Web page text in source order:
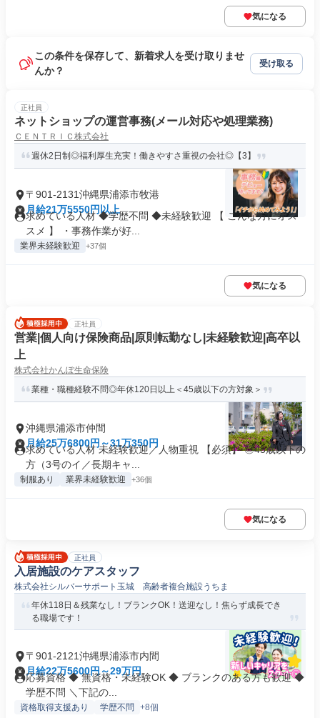
気になる
この条件を保存して、新着求人を受け取りませ
んか？
受け取る
正社員
ネットショップの運営事務(メール対応や処理業務)
ＣＥＮＴＲＩＣ株式会社
週休2日制◎福利厚生充実！働きやすさ重視の会社◎【3】
〒901-2131沖縄県浦添市牧港
月給21万5550円以上
求めている人材 ◆学歴不問 ◆未経験歓迎 【 こんな方にオス
スメ 】 ・事務作業が好...
業界未経験歓迎 +37個
気になる
正社員
営業|個人向け保険商品|原則転勤なし|未経験歓迎|高卒以
上
株式会社かんぽ生命保険
業種・職種経験不問◎年休120日以上＜45歳以下の方対象＞
沖縄県浦添市仲間
月給25万6800円～31万350円
求めている人材 未経験歓迎／人物重視 【必須】 ◎45歳以下の
方（3号のイ／長期キャ...
制服あり 業界未経験歓迎 +36個
気になる
正社員
入居施設のケアスタッフ
株式会社シルバーサポート玉城 高齢者複合施設うちま
年休118日＆残業なし！ブランクOK！送迎なし！焦らず成長でき
る職場です！
〒901-2121沖縄県浦添市内間
月給22万5600円～29万円
応募資格 ◆ 無資格・未経験OK ◆ ブランクのある方も歓迎 ◆
学歴不問 ＼下記の...
資格取得支援あり 学歴不問 +8個